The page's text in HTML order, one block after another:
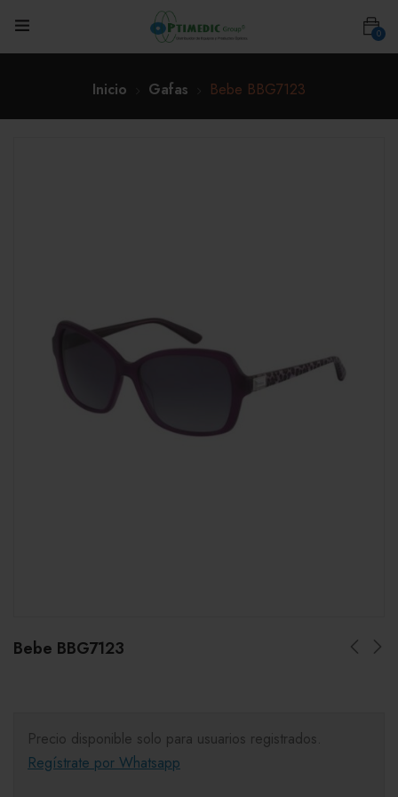
0
Inicio Gafas Bebe BBG7123
Bebe BBG7123
Precio disponible solo para usuarios registrados.
Regístrate por Whatsapp